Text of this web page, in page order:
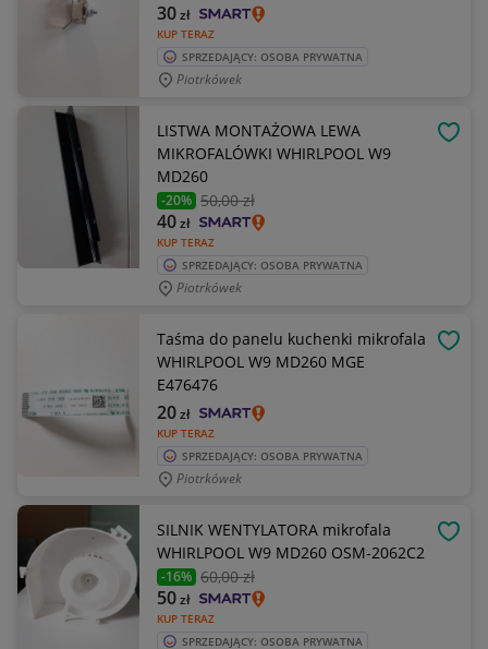
KUP TERAZ
30zł
SPRZEDAJĄCY: OSOBA PRYWATNA
Piotrkówek
LISTWA MONTAŻOWA LEWA
MIKROFALÓWKI WHIRLPOOL W9
MD260
-20% 50,00 zł
KUP TERAZ
40zł
SPRZEDAJĄCY: OSOBA PRYWATNA
Piotrkówek
Taśma do panelu kuchenki mikrofala
WHIRLPOOL W9 MD260 MGE
E476476
KUP TERAZ
20zł
SPRZEDAJĄCY: OSOBA PRYWATNA
Piotrkówek
SILNIK WENTYLATORA mikrofala
WHIRLPOOL W9 MD260 OSM-2062C2
-16% 60,00 zł
KUP TERAZ
50zł
SPRZEDAJĄCY: OSOBA PRYWATNA